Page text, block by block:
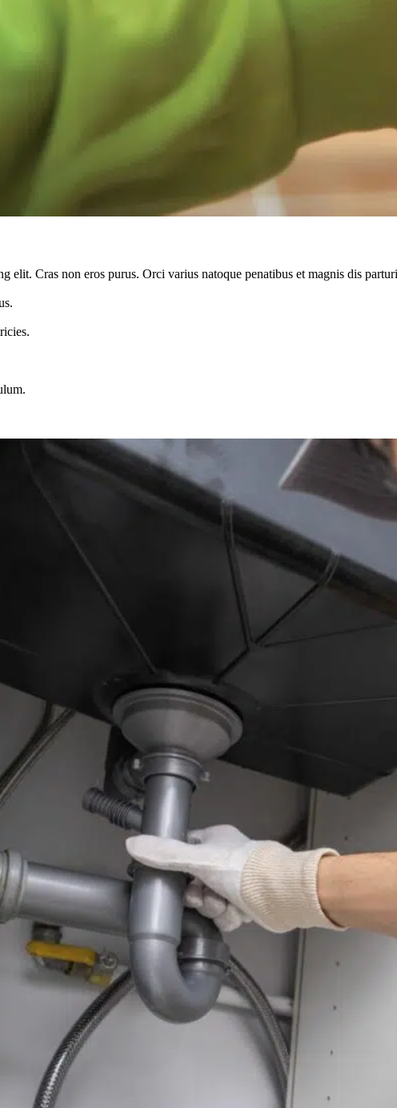
elit. Cras non eros purus. Orci varius natoque penatibus et magnis dis